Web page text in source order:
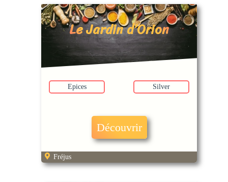
Le Jardin d’Orion
Epices Silver
Découvrir
Fréjus